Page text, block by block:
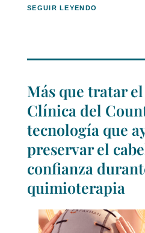
SEGUIR LEYENDO
Más que tratar
Clínica del
tecnología que
preservar el
confianza
quimioterapia